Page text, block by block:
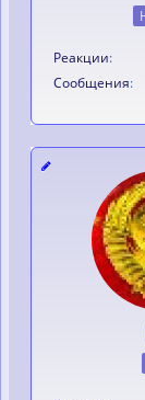
Реакции
Сообщения